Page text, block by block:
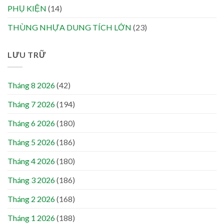
PHỤ KIỆN (14)
THÙNG NHỰA DUNG TÍCH LỚN (23)
LƯU TRỮ
Tháng 8 2026(42)
Tháng 7 2026(194)
Tháng 6 2026(180)
Tháng 5 2026(186)
Tháng 4 2026(180)
Tháng 3 2026(186)
Tháng 2 2026(168)
Tháng 1 2026(188)